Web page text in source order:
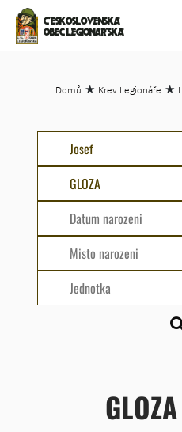
ČESKOSLOVENSKÁ
OBEC LEGIONÁŘSKÁ
Domů ★ Krev Legionáře ★